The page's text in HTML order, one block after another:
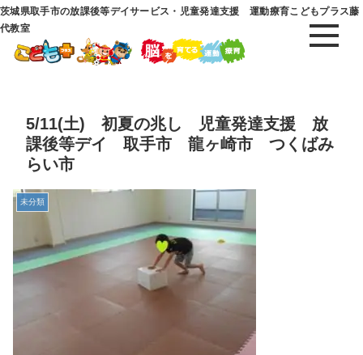
茨城県取手市の放課後等デイサービス・児童発達支援 運動療育こどもプラス藤
代教室
5/11(土) 初夏の兆し 児童発達支援 放
課後等デイ 取手市 龍ヶ崎市 つくばみ
らい市
未分類